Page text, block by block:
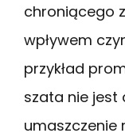
chroniącego
wpływem
przykład
szata nie jest
umaszczenie